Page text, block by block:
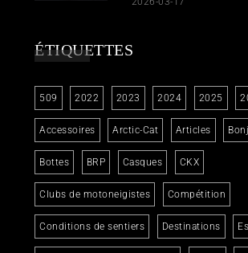
ÉTIQUETTES
509 2022 2023 2024 2025
Accessoires Arctic-Cat Articles
Bottes BRP Casques CKX
Clubs de motoneigistes Compétition
Conditions de sentiers Destinations